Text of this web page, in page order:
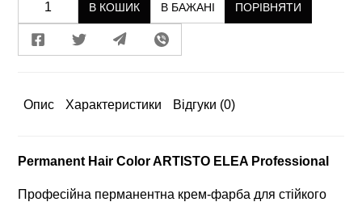
В КОШИК В БАЖАНІ ПОРІВНЯТИ
Опис Характеристики Відгуки (0)
Permanent Hair Color ARTISTO ELEA Professional
Професійна перманентна крем-фарба для стійкого